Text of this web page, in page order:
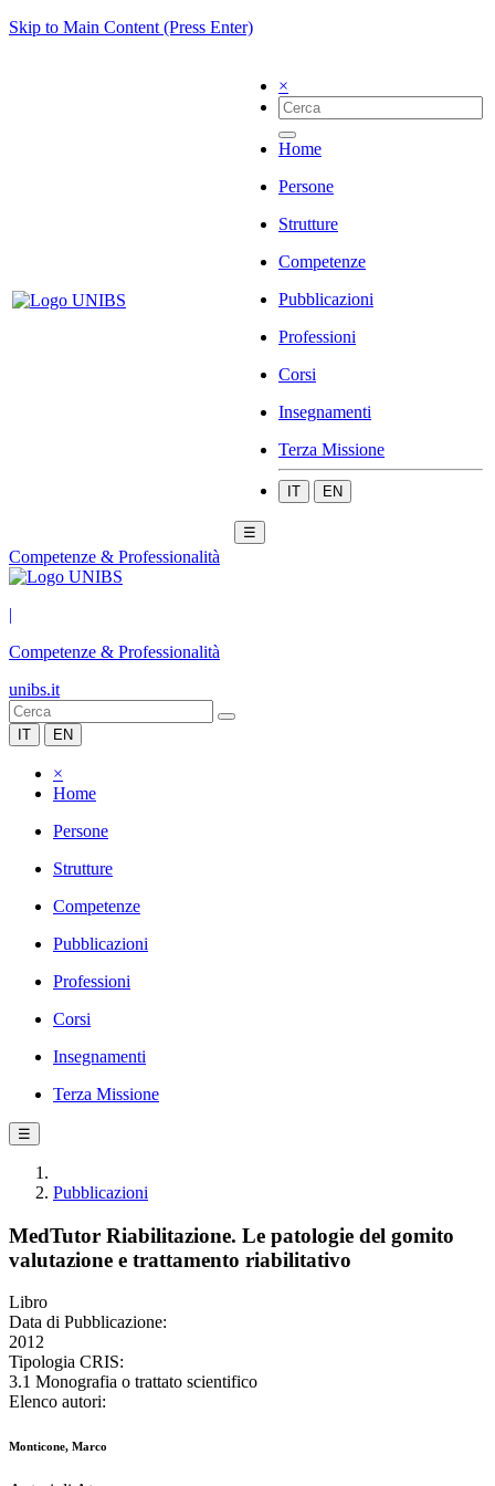
Skip to Main Content (Press Enter)
×
Home
Persone
Strutture
Competenze
Pubblicazioni
Professioni
Corsi
Insegnamenti
Terza Missione
IT EN
☰
Competenze & Professionalità
|
Competenze & Professionalità
unibs.it
IT EN
×
Home
Persone
Strutture
Competenze
Pubblicazioni
Professioni
Corsi
Insegnamenti
Terza Missione
☰
Pubblicazioni
MedTutor Riabilitazione. Le patologie del gomito
valutazione e trattamento riabilitativo
Libro
Data di Pubblicazione:
2012
Tipologia CRIS:
3.1 Monografia o trattato scientifico
Elenco autori:
Monticone, Marco